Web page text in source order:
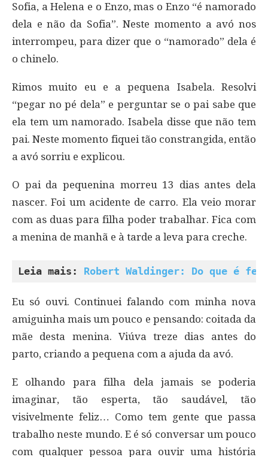
Sofia, a Helena e o Enzo, mas o Enzo “é namorado
dela e não da Sofia”. Neste momento a avó nos
interrompeu, para dizer que o “namorado” dela é
o chinelo.
Rimos muito eu e a pequena Isabela. Resolvi
“pegar no pé dela” e perguntar se o pai sabe que
ela tem um namorado. Isabela disse que não tem
pai. Neste momento fiquei tão constrangida, então
a avó sorriu e explicou.
O pai da pequenina morreu 13 dias antes dela
nascer. Foi um acidente de carro. Ela veio morar
com as duas para filha poder trabalhar. Fica com
a menina de manhã e à tarde a leva para creche.
Leia mais: Robert Waldinger: Do que é
Eu só ouvi. Continuei falando com minha nova
amiguinha mais um pouco e pensando: coitada da
mãe desta menina. Viúva treze dias antes do
parto, criando a pequena com a ajuda da avó.
E olhando para filha dela jamais se poderia
imaginar, tão esperta, tão saudável, tão
visivelmente feliz… Como tem gente que passa
trabalho neste mundo. E é só conversar um pouco
com qualquer pessoa para ouvir uma história